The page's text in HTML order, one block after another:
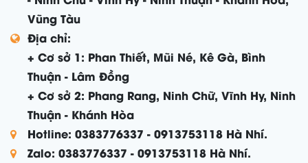
Vũng Tàu
Địa chỉ:
+ Cơ sở 1: Phan Thiết, Mũi Né, Kê Gà, Bình
Thuận - Lâm Đồng
+ Cơ sở 2: Phang Rang, Ninh Chữ, Vĩnh Hy, Ninh
Thuận - Khánh Hòa
Hotline: 0383776337 - 0913753118 Hà Nhí.
Zalo: 0383776337 - 0913753118 Hà Nhí.